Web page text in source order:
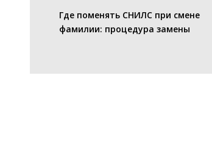
Где поменять СНИЛС при смене
фамилии: процедура замены